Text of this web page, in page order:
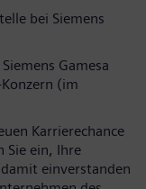
bei Siemens
Gamesa
(im
Karrierechance
Sie ein, Ihre
einverstanden